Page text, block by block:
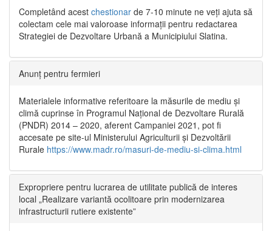
Completând acest chestionar de 7-10 minute ne veți ajuta să
colectam cele mai valoroase informații pentru redactarea
Strategiei de Dezvoltare Urbană a Municipiului Slatina.
Anunț pentru fermieri
Materialele informative referitoare la măsurile de mediu și
climă cuprinse în Programul Național de Dezvoltare Rurală
(PNDR) 2014 – 2020, aferent Campaniei 2021, pot fi
accesate pe site-ul Ministerului Agriculturii și Dezvoltării
Rurale https://www.madr.ro/masuri-de-mediu-si-clima.html
Expropriere pentru lucrarea de utilitate publică de interes
local „Realizare variantă ocolitoare prin modernizarea
infrastructurii rutiere existente”